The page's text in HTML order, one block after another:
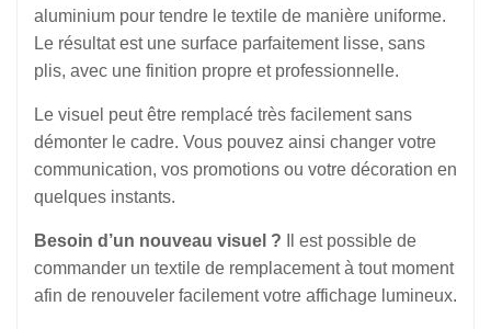
aluminium pour tendre le textile de manière uniforme.
Le résultat est une surface parfaitement lisse, sans
plis, avec une finition propre et professionnelle.
Le visuel peut être remplacé très facilement sans
démonter le cadre. Vous pouvez ainsi changer votre
communication, vos promotions ou votre décoration en
quelques instants.
Besoin d’un nouveau visuel ? Il est possible de
commander un textile de remplacement à tout moment
afin de renouveler facilement votre affichage lumineux.